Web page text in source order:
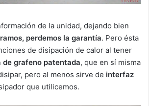
de la unidad, dejando bien
perdemos la garantía. Pero ésta
de disipación de calor al tener
de grafeno patentada, que en sí misma
pero al menos sirve de interfaz
que utilicemos.